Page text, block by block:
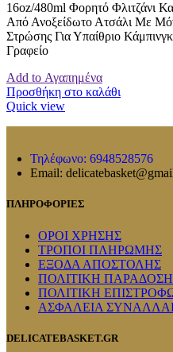
16oz/480ml Φορητό Φλιτζάνι
Από Ανοξείδωτο Ατσάλι Με
Στρώσης Για Υπαίθριο
Γραφείο
Add to Αγαπημένα
Προσθήκη στο καλάθι
Quick view
Τηλέφωνο: 6948528576
Email:
ΠΛΗΡΟΦΟΡΙΕΣ
ΟΡΟΙ ΧΡΗΣΗΣ
ΤΡΟΠΟΙ ΠΛΗΡΩΜΗΣ
ΕΞΟΔΑ ΑΠΟΣΤΟΛΗΣ
ΠΟΛΙΤΙΚΗ
ΠΟΛΙΤΙΚΗ
ΑΣΦΑΛΕΙΑ
DELICATEBASKET.GR